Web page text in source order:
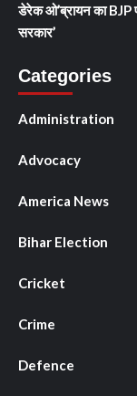
डेरेक ओ’ब्रायन का BJP
सरकार’
Categories
Administration
Advocacy
America News
Bihar Election
Cricket
Crime
Defence